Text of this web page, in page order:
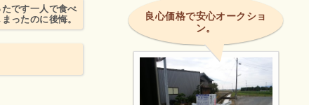
です一人で食べ
ったのに後悔。
良心価格で安心オークショ
ン。